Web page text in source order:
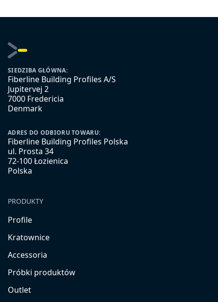
SIEDZIBA GŁÓWNA:
Fiberline Building Profiles A/S
Jupitervej 2
7000 Fredericia
Denmark
ADRES DO ODBIORU TOWARU:
Fiberline Building Profiles Polska
ul. Prosta 34
72-100 Łozienica
Polska
PRODUKTY
Profile
Kratownice
Accessoria
Próbki produktów
Outlet